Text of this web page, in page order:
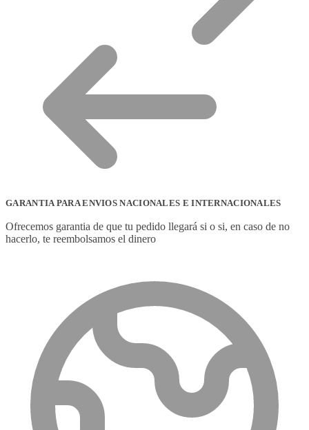
GARANTIA PARA ENVIOS NACIONALES E INTERNACIONALES
Ofrecemos garantia de que tu pedido llegará si o si, en caso de no
hacerlo, te reembolsamos el dinero